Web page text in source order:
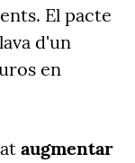
El pacte
d'un
en
augmentar